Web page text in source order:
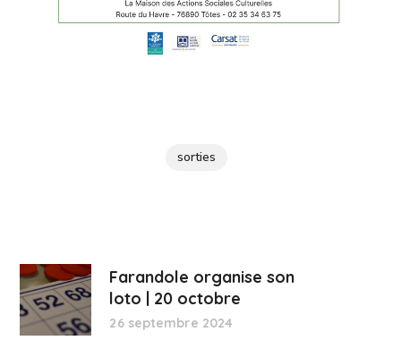
sorties
Farandole organise son
loto | 20 octobre
26 septembre 2024